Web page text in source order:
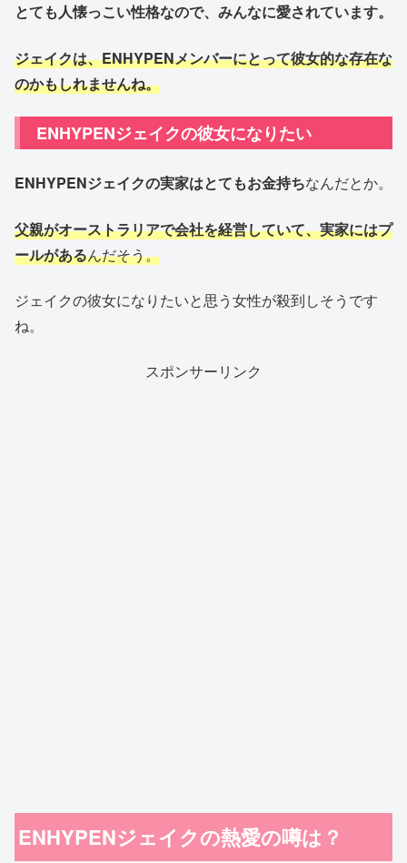
とても人懐っこい性格なので、みんなに愛されています。
ジェイクは、ENHYPENメンバーにとって彼女的な存在な
のかもしれませんね。
ENHYPENジェイクの彼女になりたい
ENHYPENジェイクの実家はとてもお金持ちなんだとか。
父親がオーストラリアで会社を経営していて、実家にはプ
ールがあるんだそう。
ジェイクの彼女になりたいと思う女性が殺到しそうです
ね。
スポンサーリンク
ENHYPENジェイクの熱愛の噂は？